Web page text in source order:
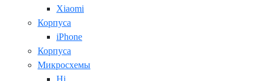
Xiaomi
Корпуса
iPhone
Корпуса
Микросхемы
Hi